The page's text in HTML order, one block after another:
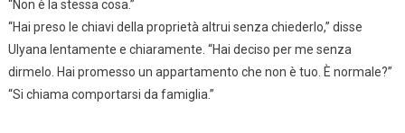
“Non è la stessa cosa.”
“Hai preso le chiavi della proprietà altrui senza chiederlo,” disse
Ulyana lentamente e chiaramente. “Hai deciso per me senza
dirmelo. Hai promesso un appartamento che non è tuo. È normale?”
“Si chiama comportarsi da famiglia.”